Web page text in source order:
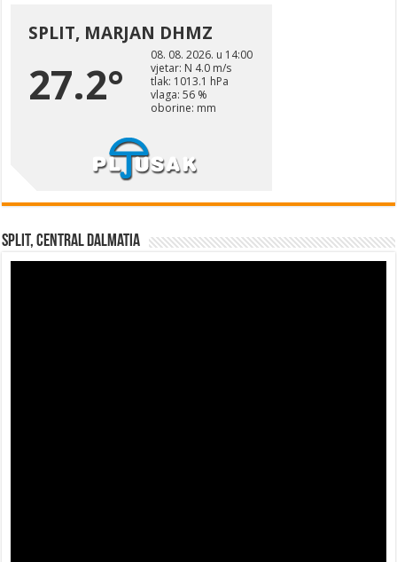
Split, Central Dalmatia